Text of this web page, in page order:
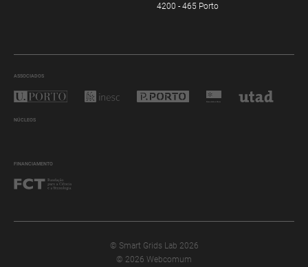
4200 - 465 Porto
ASSOCIADOS
NÚCLEOS
FINANCIAMENTO
© Smart Grids Lab 2026
© 2026 Webcomum